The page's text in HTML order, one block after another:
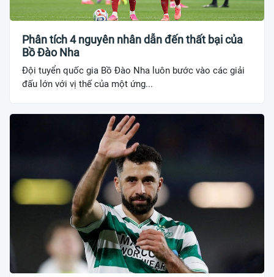
Phân tích 4 nguyên nhân dẫn đến thất bại của
Bồ Đào Nha
Đội tuyển quốc gia Bồ Đào Nha luôn bước vào các giải
đấu lớn với vị thế của một ứng...